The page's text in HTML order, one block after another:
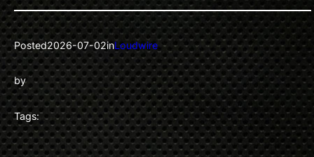
Posted2026-07-02inLoudwire
by
Tags: